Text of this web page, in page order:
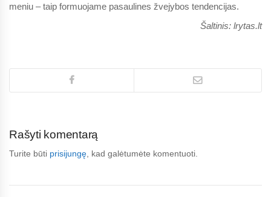
meniu – taip formuojame pasaulines žvejybos tendencijas.
Šaltinis: lrytas.lt
Rašyti komentarą
Turite būti prisijungę , kad galėtumėte komentuoti.